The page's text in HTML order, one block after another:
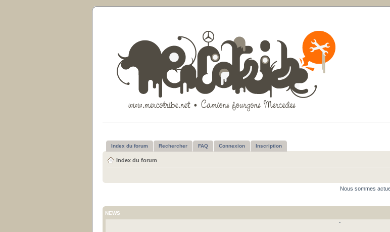
Index du forum Rechercher FAQ Connexion Inscription
Index du forum
Nous sommes
NEWS
-